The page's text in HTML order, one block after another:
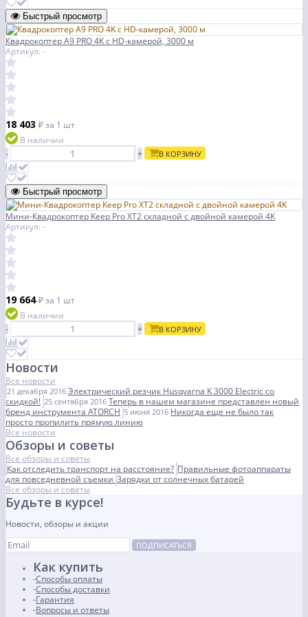
Быстрый просмотр
Квадрокоптер A9 PRO 4K с HD-камерой, 3000 м
Артикул: -
18 403 ₽за 1 шт
В наличии
-
+ В КОРЗИНУ
Быстрый просмотр
Мини-Квадрокоптер Keep Pro XT2 складной с двойной камерой 4K
Артикул: -
19 664₽за 1 шт
В наличии
-
+ В КОРЗИНУ
Новости
Все новости
21 декабря 2016 Электрический резчик Husqvarna K 3000 Electric со
скидкой! 25 сентября 2016 Теперь в нашем магазине представлен новый
бренд инструмента ATORCH 5 июня 2016 Никогда еще не было так
просто пропилить прямую линию
Все новости
Обзоры и советы
Все обзоры и советы
Как отследить транспорт на расстояние? Правильные фотоаппараты
для повседневной съемки Зарядки от солнечных батарей
Все обзоры и советы
Будьте в курсе!
Новости, обзоры и акции
ПОДПИСАТЬСЯ
Как купить
Способы оплаты
Способы доставки
Гарантия
Вопросы и ответы